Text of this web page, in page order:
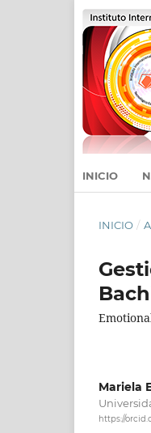
INICIO
INICIO /
Mariela
https://